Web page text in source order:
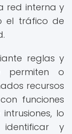
red interna y
el tráfico de
reglas y
permiten o
recursos
funciones
lo
y